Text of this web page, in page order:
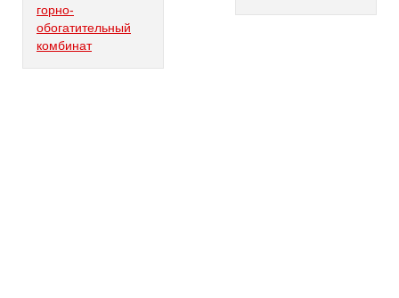
горно-
обогатительный
комбинат